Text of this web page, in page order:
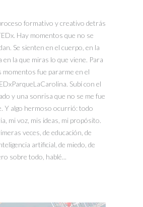
formativo y creativo detrás
Hay momentos que no se
Se sienten en el cuerpo, en la
en la que miras lo que viene. Para
momentos fue pararme en el
Subí con el
y una sonrisa que no se me fue
Y algo hermoso ocurrió: todo
mi voz, mis ideas, mi propósito.
veces, de educación, de
artificial, de miedo, de
sobre todo, hablé...